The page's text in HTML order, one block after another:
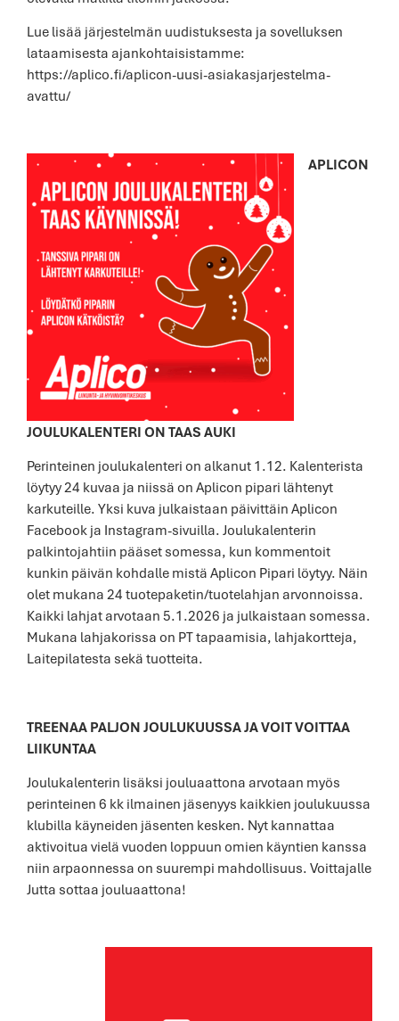
Lue lisää järjestelmän uudistuksesta ja sovelluksen
lataamisesta ajankohtaisistamme:
https://aplico.fi/aplicon-uusi-asiakasjarjestelma-
avattu/
APLICON
JOULUKALENTERI ON TAAS AUKI
Perinteinen joulukalenteri on alkanut 1.12. Kalenterista
löytyy 24 kuvaa ja niissä on Aplicon pipari lähtenyt
karkuteille. Yksi kuva julkaistaan päivittäin Aplicon
Facebook ja Instagram-sivuilla. Joulukalenterin
palkintojahtiin pääset somessa, kun kommentoit
kunkin päivän kohdalle mistä Aplicon Pipari löytyy. Näin
olet mukana 24 tuotepaketin/tuotelahjan arvonnoissa.
Kaikki lahjat arvotaan 5.1.2026 ja julkaistaan somessa.
Mukana lahjakorissa on PT tapaamisia, lahjakortteja,
Laitepilatesta sekä tuotteita.
TREENAA PALJON JOULUKUUSSA JA VOIT VOITTAA
LIIKUNTAA
Joulukalenterin lisäksi jouluaattona arvotaan myös
perinteinen 6 kk ilmainen jäsenyys kaikkien joulukuussa
klubilla käyneiden jäsenten kesken. Nyt kannattaa
aktivoitua vielä vuoden loppuun omien käyntien kanssa
niin arpaonnessa on suurempi mahdollisuus. Voittajalle
Jutta sottaa jouluaattona!